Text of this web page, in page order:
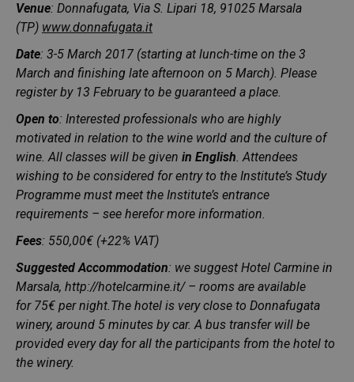
Venue: Donnafugata, Via S. Lipari 18, 91025 Marsala
(TP) www.donnafugata.it
Date: 3-5 March 2017 (starting at lunch-time on the 3
March and finishing late afternoon on 5 March). Please
register by 13 February to be guaranteed a place.
Open to: Interested professionals who are highly
motivated in relation to the wine world and the culture of
wine. All classes will be given in English. Attendees
wishing to be considered for entry to the Institute’s Study
Programme must meet the Institute’s entrance
requirements – see herefor more information.
Fees: 550,00€ (+22% VAT)
Suggested Accommodation: we suggest Hotel Carmine in
Marsala, http://hotelcarmine.it/– rooms are available
for 75€ per night.The hotel is very close to Donnafugata
winery, around 5 minutes by car. A bus transfer will be
provided every day for all the participants from the hotel to
the winery.